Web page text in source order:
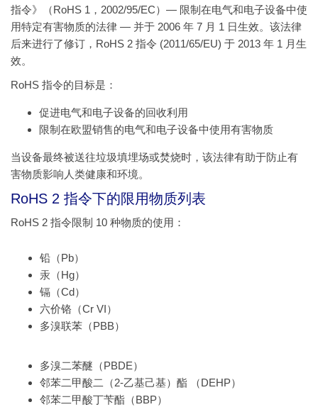
指令》（RoHS 1，2002/95/EC）— 限制在电气和电子设备中使
用特定有害物质的法律 — 并于 2006 年 7 月 1 日生效。该法律
后来进行了修订，RoHS 2 指令 (2011/65/EU) 于 2013 年 1 月生
效。
RoHS 指令的目标是：
促进电气和电子设备的回收利用
限制在欧盟销售的电气和电子设备中使用有害物质
当设备最终被送往垃圾填埋场或焚烧时，该法律有助于防止有
害物质影响人类健康和环境。
RoHS 2 指令下的限用物质列表
RoHS 2 指令限制 10 种物质的使用：
铅（Pb）
汞（Hg）
镉（Cd）
六价铬（Cr VI）
多溴联苯（PBB）
多溴二苯醚（PBDE）
邻苯二甲酸二（2-乙基己基）酯 （DEHP）
邻苯二甲酸丁苄酯（BBP）